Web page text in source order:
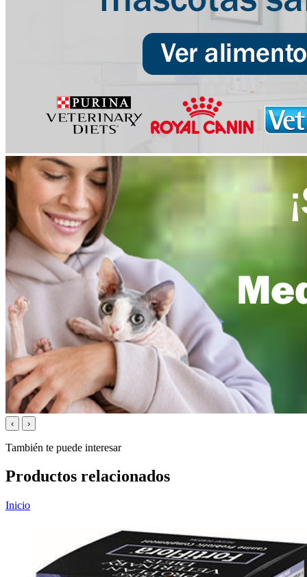
‹ ›
También te puede interesar
Productos relacionados
Inicio